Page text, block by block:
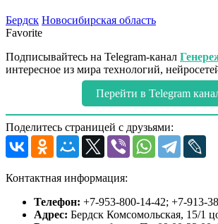
Бердск Новосибирская область
Favorite
Подписывайтесь на Telegram-канал
интересное из мира технологий,
Перейти в Telegram
Поделитесь страницей с друзьями:
Контактная информация:
Телефон: +7-953-800-14-42; +7-913-
Адрес: Бердск Комсомольская, 15/1